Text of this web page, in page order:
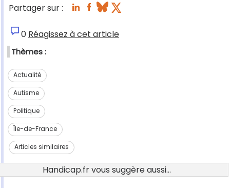
Partager sur :
0 Réagissez à cet article
Thèmes :
Actualité
Autisme
Politique
Île-de-France
Articles similaires
Handicap.fr vous suggère aussi...